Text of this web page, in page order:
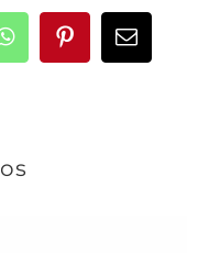
WhatsAppPinterestCorreo